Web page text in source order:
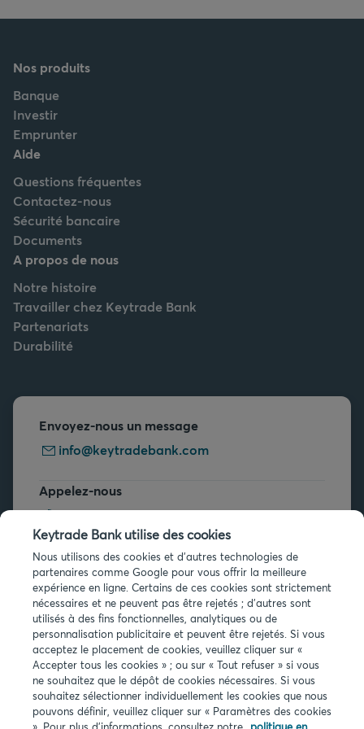
Nos produits
Banque
Investir
Emprunter
Aide
Questions fréquentes
Contactez-nous
Sécurité bancaire
Documents
A propos de nous
Notre histoire
Travailler chez Keytrade Bank
Partenariats
Durabilité
Envoyez-nous un message
info@keytradebank.com
Appelez-nous
+32 2 679 90 00
Vous avez des questions ?
Questions fréquentes
Infos légales
Privacy
Keytrade Bank utilise des cookies
Nous utilisons des cookies et d'autres technologies de
partenaires comme Google pour vous offrir la meilleure
expérience en ligne. Certains de ces cookies sont strictement
nécessaires et ne peuvent pas être rejetés ; d'autres sont
utilisés à des fins fonctionnelles, analytiques ou de
personnalisation publicitaire et peuvent être rejetés. Si vous
acceptez le placement de cookies, veuillez cliquer sur «
Accepter tous les cookies » ; ou sur « Tout refuser » si vous
ne souhaitez que le dépôt de cookies nécessaires. Si vous
souhaitez sélectionner individuellement les cookies que nous
pouvons définir, veuillez cliquer sur « Paramètres des cookies